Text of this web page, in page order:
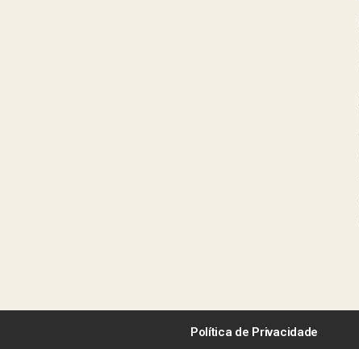
Política de Privacidade